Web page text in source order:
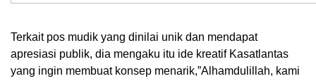
Terkait pos mudik yang dinilai unik dan mendapat
apresiasi publik, dia mengaku itu ide kreatif Kasatlantas
yang ingin membuat konsep menarik,”Alhamdulillah, kami